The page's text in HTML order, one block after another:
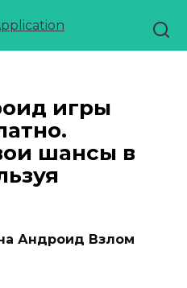
игры
шансы в
Андроид Взлом